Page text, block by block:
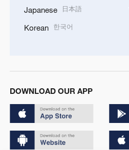
Japanese 日本語
Korean 한국어
DOWNLOAD OUR APP